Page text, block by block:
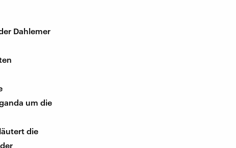
Dahlemer
um die
die